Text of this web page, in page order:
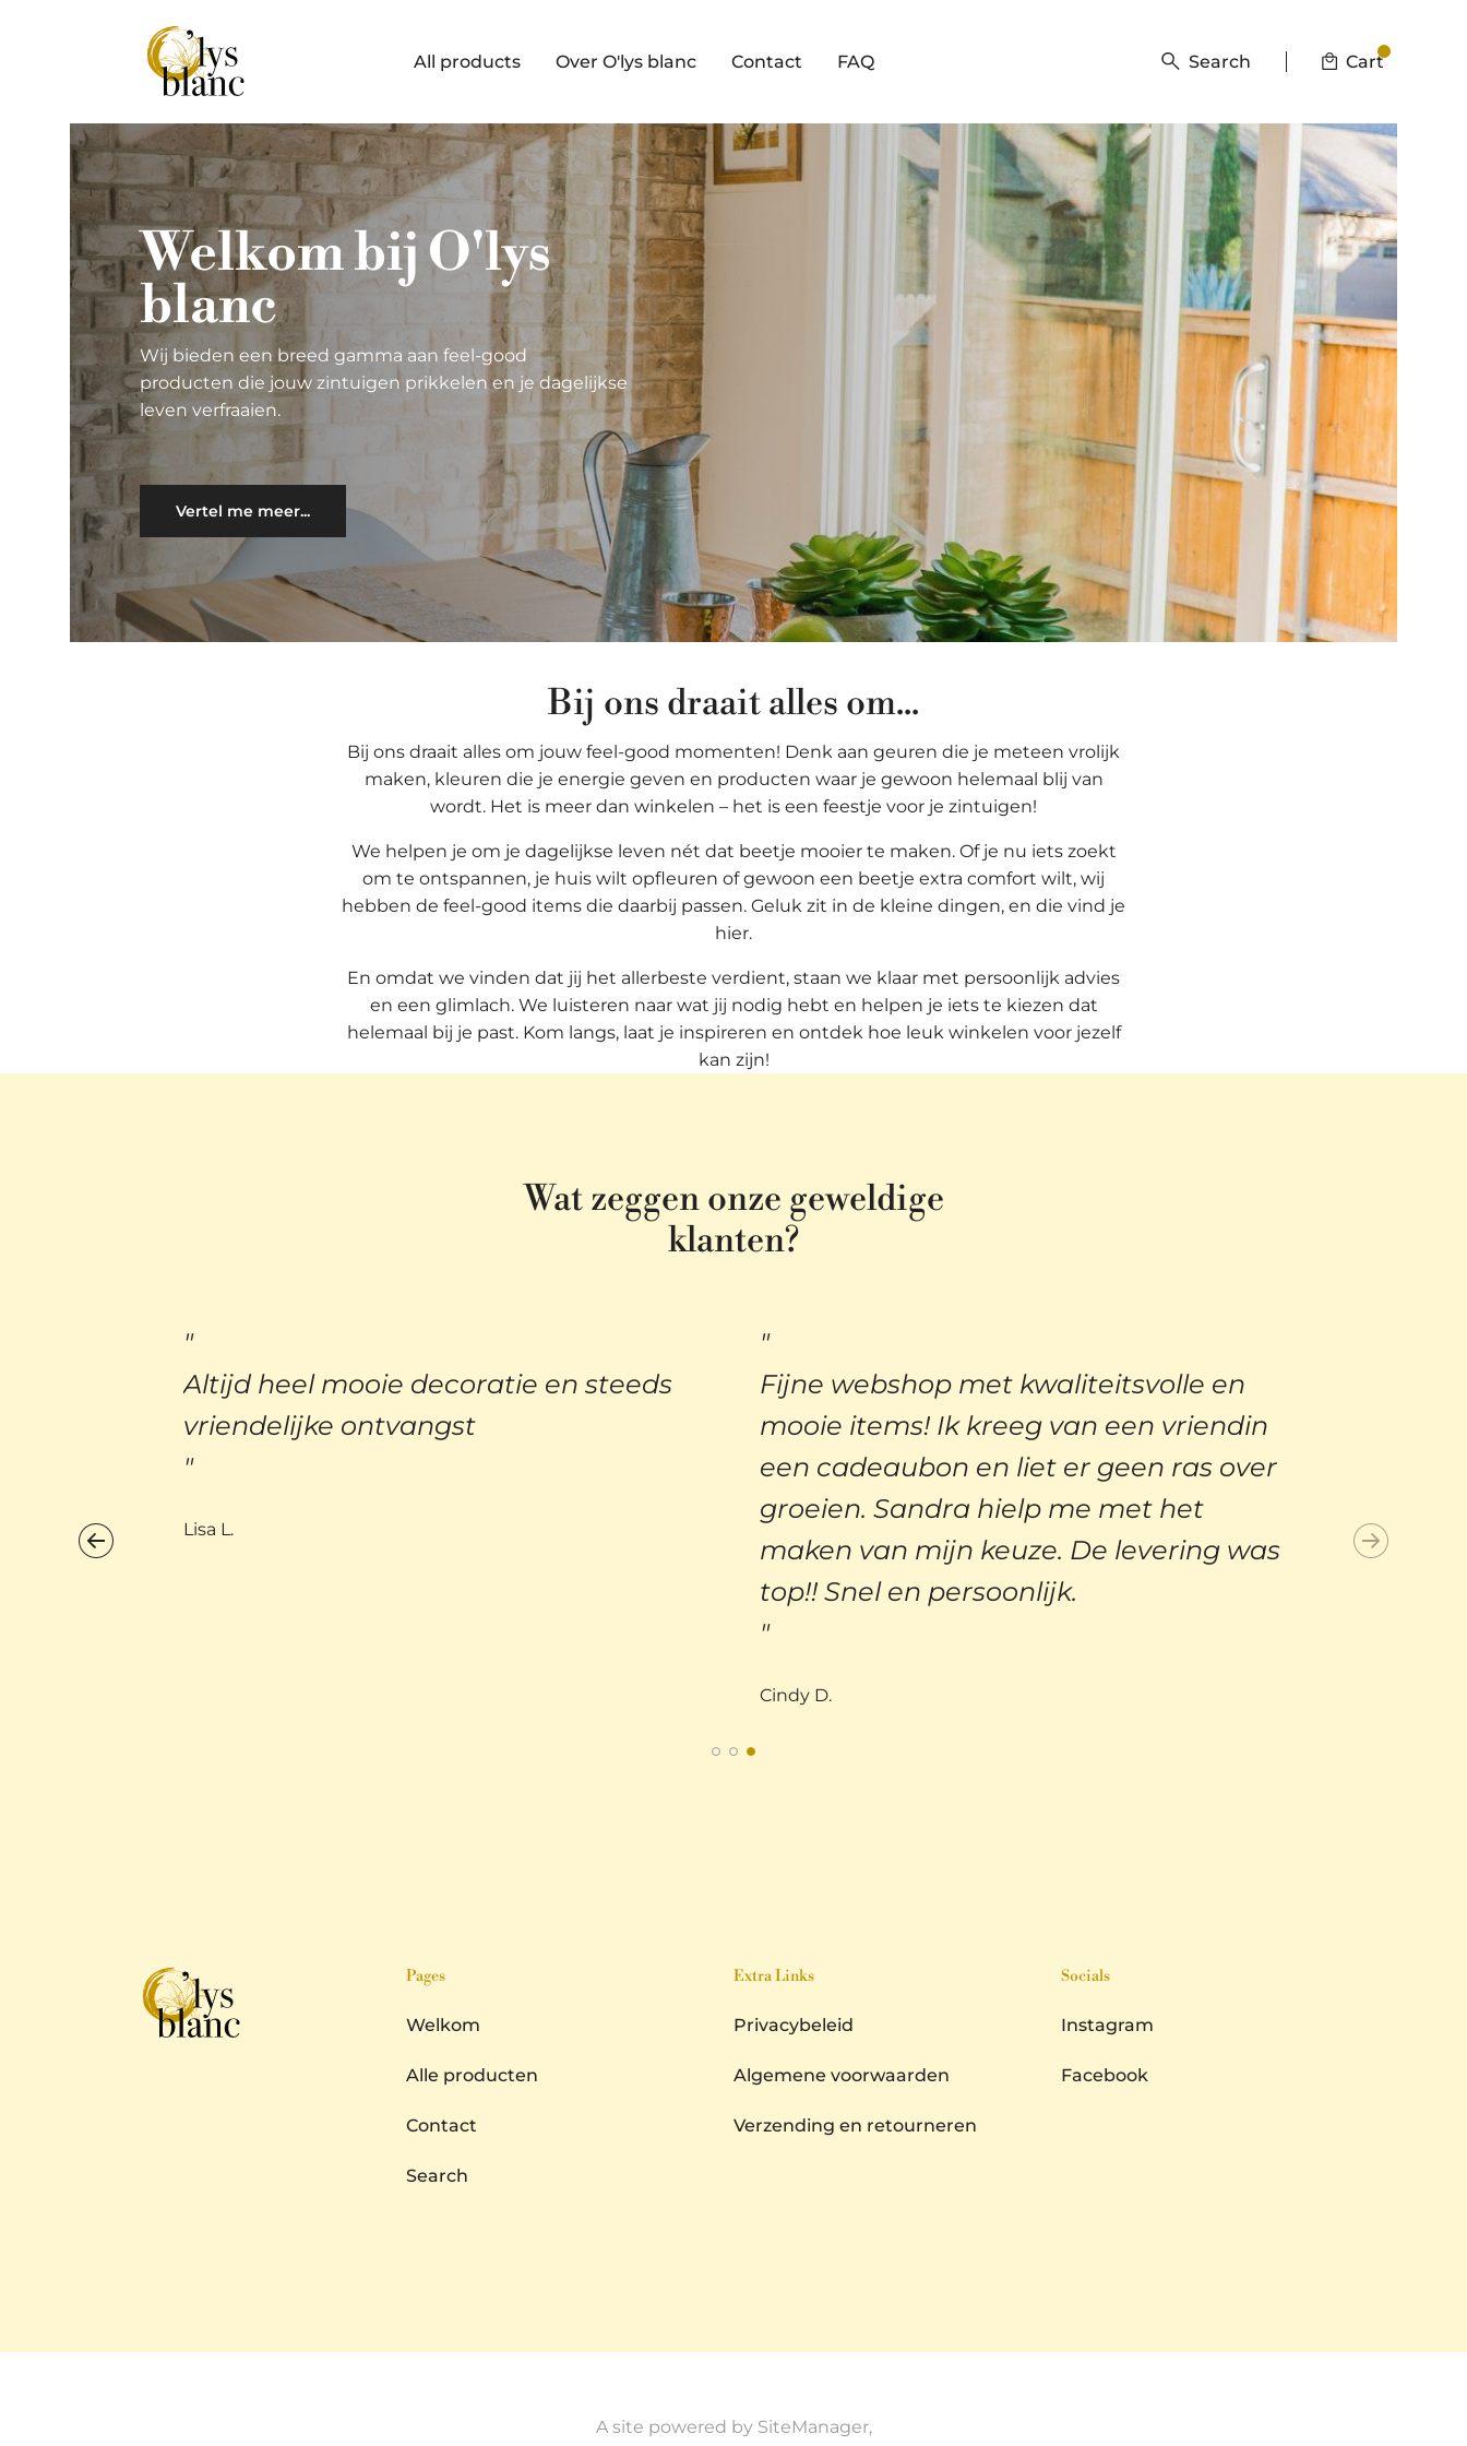
All products Over O'lys blanc Contact FAQ Search Cart
Welkom bij O'lys
blanc
Wij bieden een breed gamma aan feel-good
producten die jouw zintuigen prikkelen en je dagelijkse
leven verfraaien.
Vertel me meer...
Bij ons draait alles om...
Bij ons draait alles om jouw feel-good momenten! Denk aan geuren die je meteen vrolijk
maken, kleuren die je energie geven en producten waar je gewoon helemaal blij van
wordt. Het is meer dan winkelen – het is een feestje voor je zintuigen!
We helpen je om je dagelijkse leven nét dat beetje mooier te maken. Of je nu iets zoekt
om te ontspannen, je huis wilt opfleuren of gewoon een beetje extra comfort wilt, wij
hebben de feel-good items die daarbij passen. Geluk zit in de kleine dingen, en die vind je
hier.
En omdat we vinden dat jij het allerbeste verdient, staan we klaar met persoonlijk advies
en een glimlach. We luisteren naar wat jij nodig hebt en helpen je iets te kiezen dat
helemaal bij je past. Kom langs, laat je inspireren en ontdek hoe leuk winkelen voor jezelf
kan zijn!
Wat zeggen onze geweldige
klanten?
Altijd heel mooie decoratie en steeds
vriendelijke ontvangst
Lisa L.
Fijne webshop met kwaliteitsvolle en
mooie items! Ik kreeg van een vriendin
een cadeaubon en liet er geen ras over
groeien. Sandra hielp me met het
maken van mijn keuze. De levering was
top!! Snel en persoonlijk.
Cindy D.
Pages
Welkom
Alle producten
Contact
Search
Extra Links
Privacybeleid
Algemene voorwaarden
Verzending en retourneren
Socials
Instagram
Facebook
A site powered by SiteManager,